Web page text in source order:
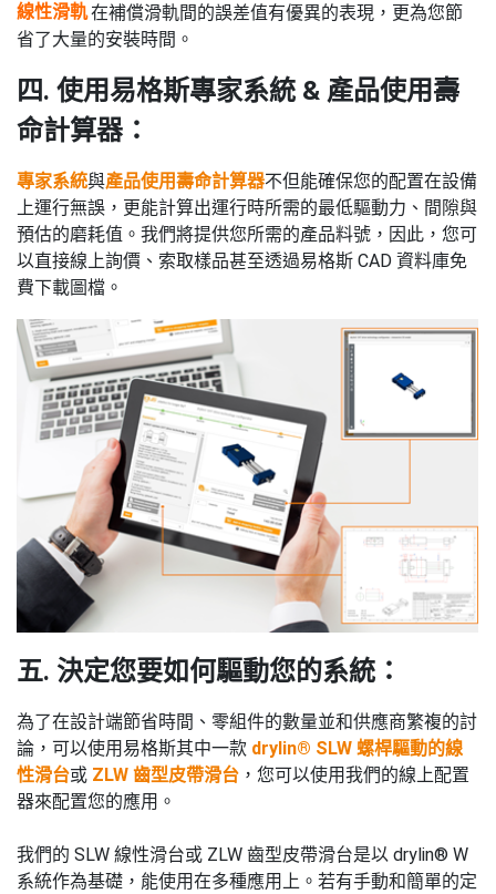
線性滑軌在補償滑軌間的誤差值有優異的表現，更為您節
省了大量的安裝時間。
四. 使用易格斯專家系統 & 產品使用壽
命計算器：
專家系統與產品使用壽命計算器不但能確保您的配置在設備
上運行無誤，更能計算出運行時所需的最低驅動力、間隙與
預估的磨耗值。我們將提供您所需的產品料號，因此，您可
以直接線上詢價、索取樣品甚至透過易格斯 CAD 資料庫免
費下載圖檔。
五. 決定您要如何驅動您的系統：
為了在設計端節省時間、零組件的數量並和供應商繁複的討
論，可以使用易格斯其中一款 drylin® SLW 螺桿驅動的線
性滑台或 ZLW 齒型皮帶滑台 ，您可以使用我們的線上配置
器來配置您的應用。
我們的 SLW 線性滑台或 ZLW 齒型皮帶滑台是以 drylin® W
系統作為基礎，能使用在多種應用上。若有手動和簡單的定